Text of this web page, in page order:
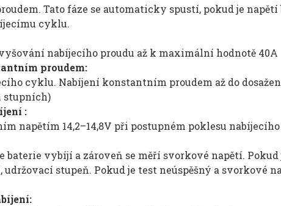
Tato fáze se automaticky spustí, pokud je napětí
cyklu.
nabíjecího proudu až k maximální hodnotě 40A
proudem:
cyklu. Nabíjení konstantním proudem až do
stupních)
:
napětím 14,2–14,8V při postupném poklesu
baterie vybíjí a zároveň se měří svorkové napětí.
udržovací stupeň. Pokud je test neúspěšný a svorkové